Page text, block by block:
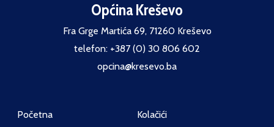
Općina Kreševo
Fra Grge Martića 69, 71260 Kreševo
telefon: +387 (0) 30 806 602
opcina@kresevo.ba
Početna
Kolačići